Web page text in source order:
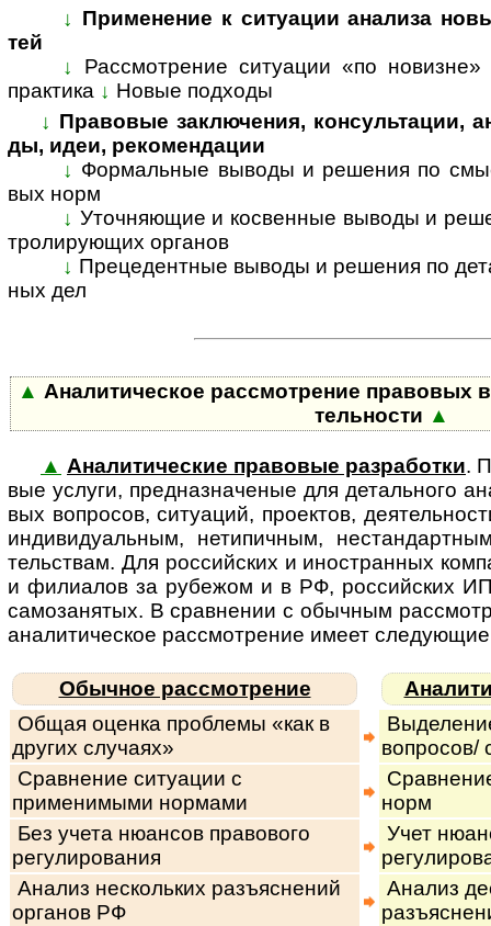
↓ Применение к ситуации анализа
тей
↓
Рассмотрение ситуации «по новизне»
прак­тика ↓ Но­вые под­ходы
↓ Правовые заключения, консультации,
ды, идеи, ре­ко­мен­дации
↓ Формальные выводы и решения по
вых норм
↓ Уточняющие и косвенные выводы и
т­ро­ли­ру­ю­щих ор­га­нов
↓ Прецедентные выводы и решения по
ных дел
▲ Аналитическое рассмотрение правовых
тель­ности ▲
▲ Аналитические правовые разработки.
вые ус­лу­ги, пред­наз­на­че­ные для де­таль­но­го
вых воп­ро­сов, ситу­а­ций, про­ек­тов,
инди­ви­ду­аль­ным, нети­пич­ным,
тель­ствам. Для рос­сий­ских и ино­ст­ран­ных
и фили­а­лов за рубе­жом и в РФ, рос­сий­ских
само­за­ня­тых. В срав­не­нии с обыч­ным
ана­ли­ти­чес­кое рас­смот­ре­ние имеет
Обычное рассмотрение
Общая оценка проблемы «как в
других случаях»
вопросов/
Сравнение ситуации с
применимыми нормами
норм
Без учета нюансов правового
регулирования
Учет
Анализ нескольких разъяснений
органов РФ
Анализ